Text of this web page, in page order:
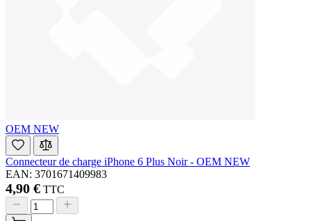
OEM NEW
Connecteur de charge iPhone 6 Plus Noir - OEM NEW
EAN: 3701671409983
4,90 € TTC